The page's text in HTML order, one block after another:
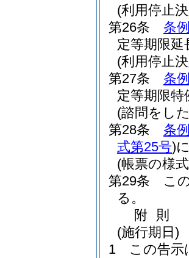
(利用停止
第26条
条
定等期限延
(利用停止
第27条
条
定等期限特
(諮問をし
第28条
条
式第25号)
(帳票の様
第29条
こ
る。
附 則
(施行期日)
1
この告示